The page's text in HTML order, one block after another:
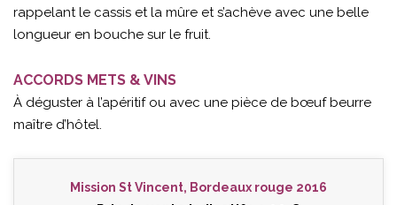
rappelant le cassis et la mûre et s’achève avec une belle
longueur en bouche sur le fruit.
ACCORDS METS & VINS
À déguster à l’apéritif ou avec une pièce de bœuf beurre
maître d’hôtel.
Mission St Vincent, Bordeaux rouge 2016